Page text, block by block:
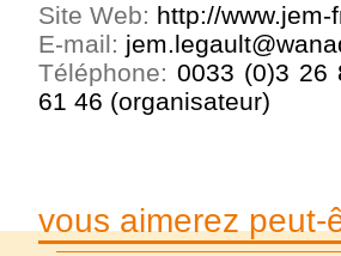
Site Web: http://
E-mail:
Téléphone: 0033 (0)3 26
61 46 (organisateur)
vous aimerez peut-